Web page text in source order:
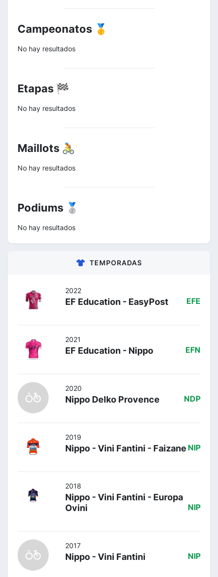
Campeonatos 🥇
No hay resultados
Etapas 🏁
No hay resultados
Maillots 🚴
No hay resultados
Podiums 🥈
No hay resultados
TEMPORADAS
2022
EF Education - EasyPost EFE
2021
EF Education - Nippo EFN
2020
Nippo Delko Provence NDP
2019
Nippo - Vini Fantini - Faizane NIP
2018
Nippo - Vini Fantini - Europa
Ovini
NIP
2017
Nippo - Vini Fantini NIP